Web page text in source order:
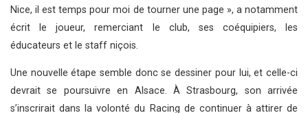
Nice, il est temps pour moi de tourner une page », a notamment
écrit le joueur, remerciant le club, ses coéquipiers, les
éducateurs et le staff niçois.
Une nouvelle étape semble donc se dessiner pour lui, et celle-ci
devrait se poursuivre en Alsace. À Strasbourg, son arrivée
s’inscrirait dans la volonté du Racing de continuer à attirer de